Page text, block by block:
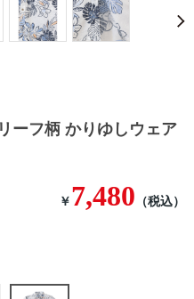
ーフ柄 かりゆしウェア
￥ 7,480 （税込）